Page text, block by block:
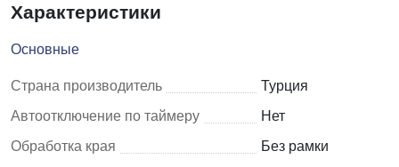
Характеристики
Основные
Страна производитель
Турция
Автоотключение по таймеру
Нет
Обработка края
Без рамки